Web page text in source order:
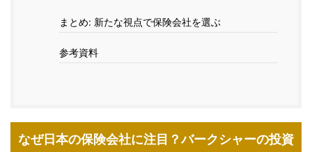
まとめ: 新たな視点で保険会社を選ぶ
参考資料
なぜ日本の保険会社に注目？バークシャーの投資